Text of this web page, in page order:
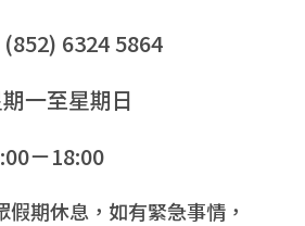
6324 5864
一至星期日
18:00
息，如有緊急事情，